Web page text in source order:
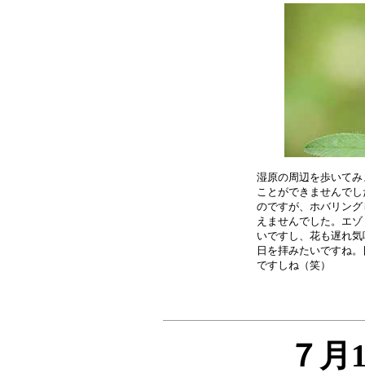
湿原の周辺を歩いて
ことができませんで
のですが、ホバリン
えませんでした。エ
いですし、花も遅れ
日を拝みたいですね
７月